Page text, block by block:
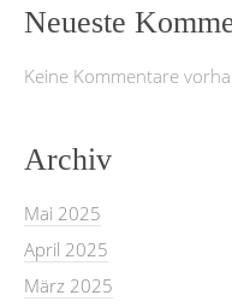
Neueste
Keine Kommentare
Archiv
Mai 2025
April 2025
März 2025